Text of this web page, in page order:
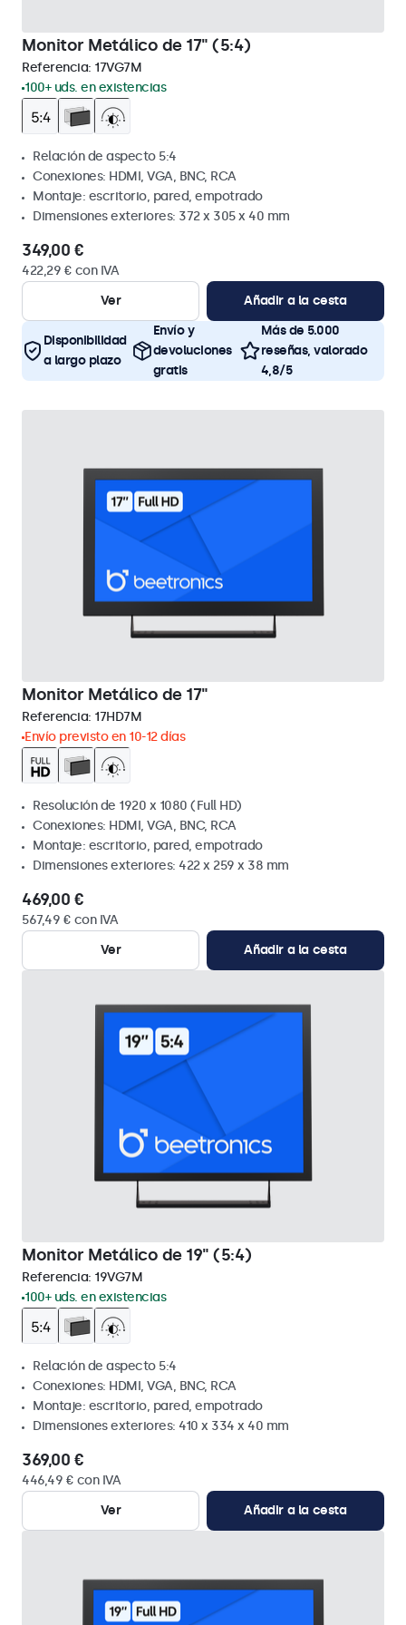
Monitor Metálico de 17" (5:4)
Referencia: 17VG7M
100+ uds. en existencias
Relación de aspecto 5:4
Conexiones: HDMI, VGA, BNC, RCA
Montaje: escritorio, pared, empotrado
Dimensiones exteriores: 372 x 305 x 40 mm
349,00 €
422,29 € con IVA
Ver
Añadir a la cesta
Disponibilidad
a largo plazo
Envío y
devoluciones
gratis
Más de 5.000
reseñas, valorado
4,8/5
Monitor Metálico de 17"
Referencia: 17HD7M
Envío previsto en 10-12 días
Resolución de 1920 x 1080 (Full HD)
Conexiones: HDMI, VGA, BNC, RCA
Montaje: escritorio, pared, empotrado
Dimensiones exteriores: 422 x 259 x 38 mm
469,00 €
567,49 € con IVA
Ver
Añadir a la cesta
Monitor Metálico de 19" (5:4)
Referencia: 19VG7M
100+ uds. en existencias
Relación de aspecto 5:4
Conexiones: HDMI, VGA, BNC, RCA
Montaje: escritorio, pared, empotrado
Dimensiones exteriores: 410 x 334 x 40 mm
369,00 €
446,49 € con IVA
Ver
Añadir a la cesta